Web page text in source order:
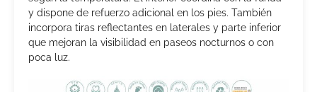
y dispone de refuerzo adicional en los pies. También
incorpora tiras reflectantes en laterales y parte inferior
que mejoran la visibilidad en paseos nocturnos o con
poca luz.